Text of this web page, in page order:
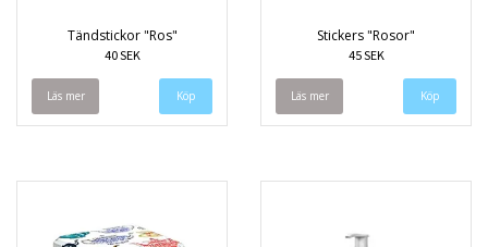
Tändstickor "Ros"
40 SEK
Läs mer
Stickers "Rosor"
45 SEK
Läs mer